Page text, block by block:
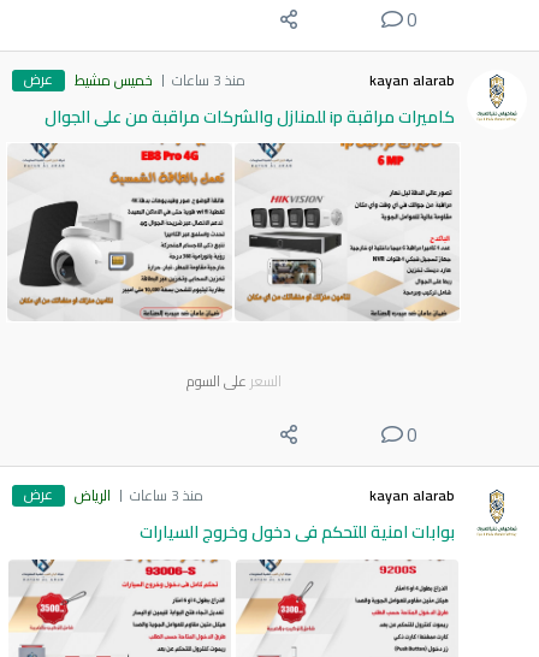
0
kayan alarab منذ 3 ساعات خميس مشيط عرض
كاميرات مراقبة ip للمنازل والشركات مراقبة من على الجوال
السعر على السوم
0
kayan alarab منذ 3 ساعات الرياض عرض
بوابات امنية للتحكم فى دخول وخروج السيارات